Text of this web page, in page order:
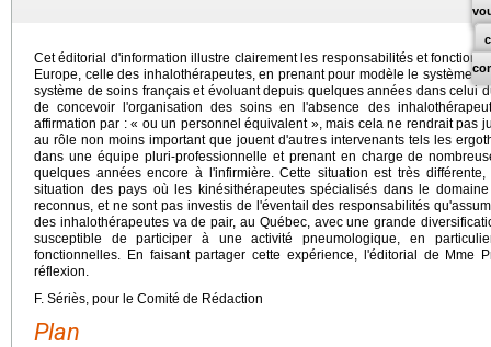
Cet éditorial d'information illustre clairement les responsabilités et
Europe, celle des inhalothérapeutes, en prenant pour modèle le système
système de soins français et évoluant depuis quelques années dans celui
de concevoir l'organisation des soins en l'absence des
affirmation par : « ou un personnel équivalent », mais cela ne rendrait pas
au rôle non moins important que jouent d'autres intervenants tels les
dans une équipe pluri-professionnelle et prenant en charge de
quelques années encore à l'infirmière. Cette situation est très
situation des pays où les kinésithérapeutes spécialisés dans le
reconnus, et ne sont pas investis de l'éventail des responsabilités
des inhalothérapeutes va de pair, au Québec, avec une grande
susceptible de participer à une activité pneumologique, en
fonctionnelles. En faisant partager cette expérience, l'éditorial de Mme
réflexion.
F. Sériès, pour le Comité de Rédaction
Plan